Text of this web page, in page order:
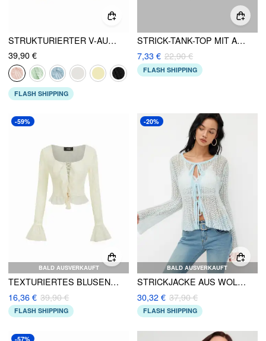
STRUKTURIERTER V-AUSSCHNITT GLOCKENÄRMEL STRICKJACKE
39,90 €
FLASH SHIPPING
STRICK-TANK-TOP MIT AUSSCHNITTEN UND SPITZENRAND, DURCHSICHTIG
7,33 € 22,90 €
FLASH SHIPPING
BALD AUSVERKAUFT
-59%
TEXTURIERTES BLUSENTOP MIT QUADRATISCHEM HALSRAND, RÜSCHEN, SCHNÜRUNG UND PERLENVERZIERUNG, LANGÄRMELIG
16,36 € 39,90 €
FLASH SHIPPING
BALD AUSVERKAUFT
-20%
STRICKJACKE AUS WOLLMISCHUNG MIT FRONTBINDE, SCHLEIFE UND SALATRAND, DURCHSICHTIG
30,32 € 37,90 €
FLASH SHIPPING
-57%